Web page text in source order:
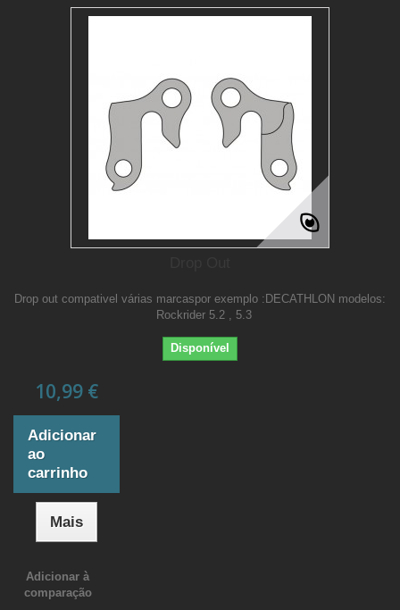
Drop out compativel várias marcaspor exemplo :DECATHLON modelos:
Rockrider 5.2 , 5.3
Disponível
10,99 €
Adicionar
ao
carrinho
Mais
Adicionar à
comparação